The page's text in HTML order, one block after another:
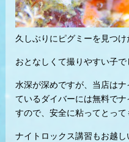
久しぶりにピグミーを見つけ
おとなしくて撮りやすい子で
水深が深めですが、当店は
ているダイバーには無料で
すので、安全に粘ってとって
ナイトロックス講習もお越